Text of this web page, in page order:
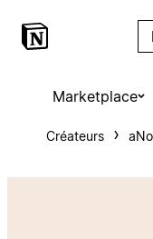
Marketplace
Créateurs